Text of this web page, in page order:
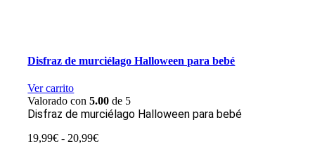
Disfraz de murciélago Halloween para bebé
Ver carrito
Valorado con5.00 de 5
Disfraz de murciélago Halloween para bebé
19,99€ - 20,99€Rango